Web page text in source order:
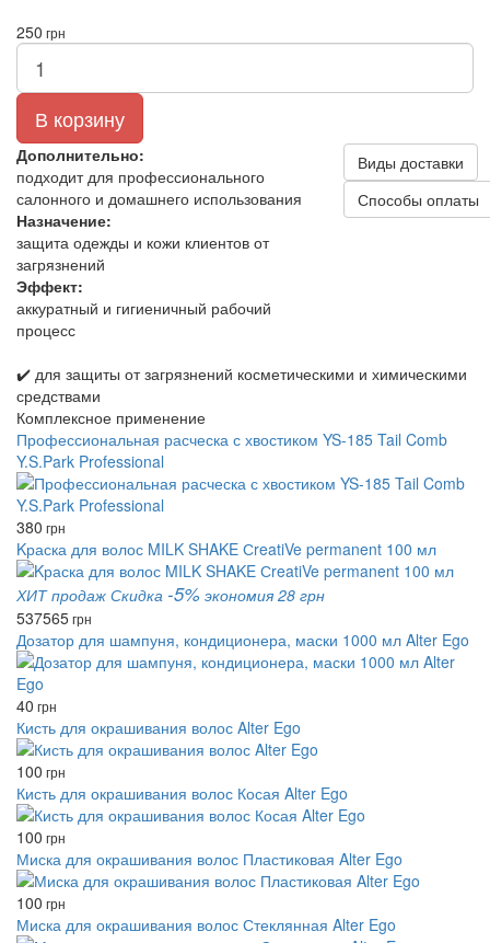
250 грн
В корзину
Дополнительно:
подходит для профессионального
салонного и домашнего использования
Назначение:
защита одежды и кожи клиентов от
загрязнений
Эффект:
аккуратный и гигиеничный рабочий
процесс
Виды доставки
Способы оплаты
✔️ для защиты от загрязнений косметическими и химическими
средствами
Комплексное применение
Профессиональная расческа с хвостиком YS-185 Tail Comb
Y.S.Park Professional
380 грн
Kраска для волос MILK SHAKE СreatiVe permanent 100 мл
ХИТ продаж Скидка -5% экономия 28 грн
537565грн
Дозатор для шампуня, кондиционера, маски 1000 мл Alter Ego
40 грн
Кисть для окрашивания волос Alter Ego
100 грн
Кисть для окрашивания волос Косая Alter Ego
100 грн
Миска для окрашивания волос Пластиковая Alter Ego
100 грн
Миска для окрашивания волос Стеклянная Alter Ego